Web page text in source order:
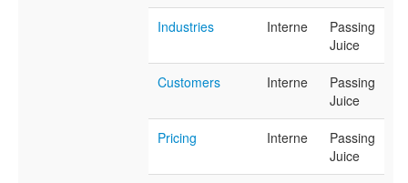
Industries Interne
Passing
Juice
Customers Interne
Passing
Juice
Pricing Interne
Passing
Juice